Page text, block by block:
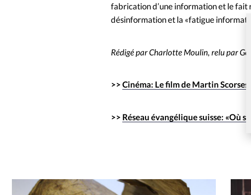
fabrication d’une information et le fait
désinformation et la «fatigue
Rédigé par Charlotte Moulin, relu par
>>Cinéma: Le film de Martin
>> Réseau évangélique suisse: «Où